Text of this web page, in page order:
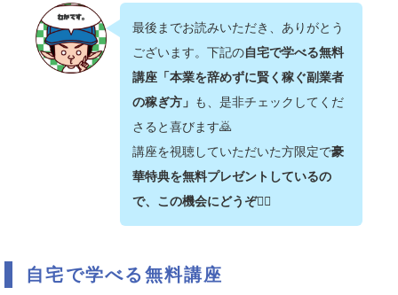
最後までお読みいただき、ありがとう
ございます。下記の自宅で学べる無料
講座「本業を辞めずに賢く稼ぐ副業者
の稼ぎ方」 も、是非チェックしてくだ
さると喜びます🙇‍
講座を視聴していただいた方限定で豪
華特典を無料プレゼントしているの
で、この機会にどうぞ💁‍♂️
自宅で学べる無料講座